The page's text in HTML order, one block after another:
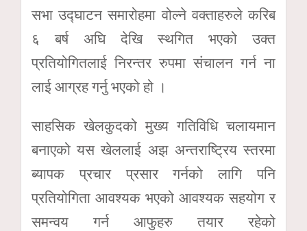
सभा उद्घाटन समारोहमा वोल्ने वक्ताहरुले करिब
६ बर्ष अघि देखि स्थगित भएको उक्त
प्रतियोगितलाई निरन्तर रुपमा संचालन गर्न ना
लाई आग्रह गर्नु भएको हो ।
साहसिक खेलकुदको मुख्य गतिविधि चलायमान
बनाएको यस खेललाई अझ अन्तराष्ट्रिय स्तरमा
ब्यापक प्रचार प्रसार गर्नको लागि पनि
प्रतियोगिता आवश्यक भएको आवश्यक सहयोग र
समन्वय गर्न आफुहरु तयार रहेको